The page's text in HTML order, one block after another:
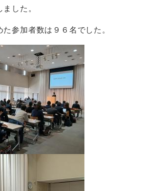
した。
参加者数は９６名でした。